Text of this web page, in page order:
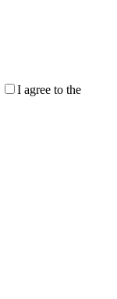
I agree to the